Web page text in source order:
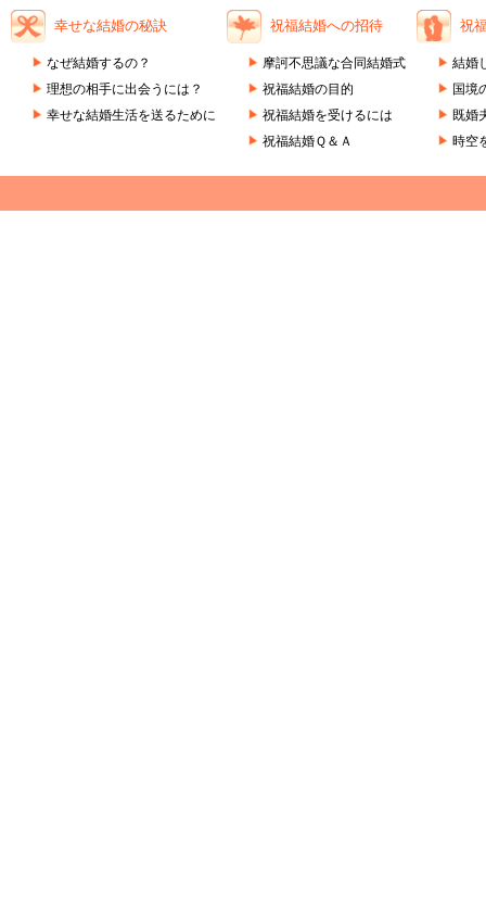
幸せな結婚の秘訣
なぜ結婚するの？
理想の相手に出会うには？
幸せな結婚生活を送るために
祝福結婚への招待
摩訶不思議な合同結婚式
祝福結婚の目的
祝福結婚を受けるには
祝福結婚Ｑ＆Ａ
祝
結婚
国境
既婚
時空